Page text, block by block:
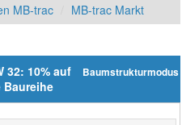
MB-trac MB-trac Markt
Baumstrukturmodus
32: 10% auf